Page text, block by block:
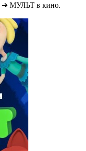
➔ МУЛЬТ в кино.